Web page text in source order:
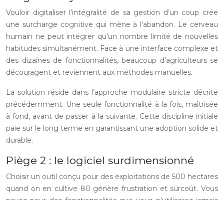
Vouloir digitaliser l’intégralité de sa gestion d’un coup crée
une surcharge cognitive qui mène à l’abandon. Le cerveau
humain ne peut intégrer qu’un nombre limité de nouvelles
habitudes simultanément. Face à une interface complexe et
des dizaines de fonctionnalités, beaucoup d’agriculteurs se
découragent et reviennent aux méthodes manuelles.
La solution réside dans l’approche modulaire stricte décrite
précédemment. Une seule fonctionnalité à la fois, maîtrisée
à fond, avant de passer à la suivante. Cette discipline initiale
paie sur le long terme en garantissant une adoption solide et
durable.
Piège 2 : le logiciel surdimensionné
Choisir un outil conçu pour des exploitations de 500 hectares
quand on en cultive 80 génère frustration et surcoût. Vous